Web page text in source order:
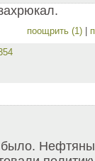
поощрить (1)
было.